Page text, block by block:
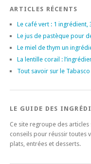
ARTICLES RÉCENTS
Le café vert : 1 ingrédient,
Le jus de pastèque pour
Le miel de thym un
La lentille corail :
Tout savoir sur le Tabasco
LE GUIDE DES
Ce site regroupe des
conseils pour réussir toutes
plats, entrées et desserts.